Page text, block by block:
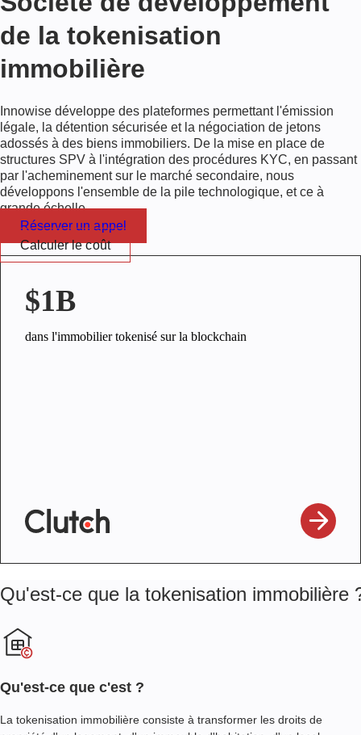
de la tokenisation
immobilière
Innowise développe des plateformes permettant l'émission
légale, la détention sécurisée et la négociation de jetons
adossés à des biens immobiliers. De la mise en place de
structures SPV à l'intégration des procédures KYC, en passant
par l'acheminement sur le marché secondaire, nous
développons l'ensemble de la pile technologique, et ce à
grande échelle.
Réserver un appel
Calculer le coût
$1B
dans l'immobilier tokenisé sur la blockchain
Qu'est-ce que la tokenisation immobilière
Qu'est-ce que c'est ?
La tokenisation immobilière consiste à transformer les droits de